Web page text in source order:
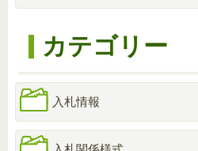
カテゴリー
入札情報